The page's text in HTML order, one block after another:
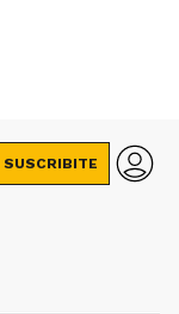
SUSCRIBITE